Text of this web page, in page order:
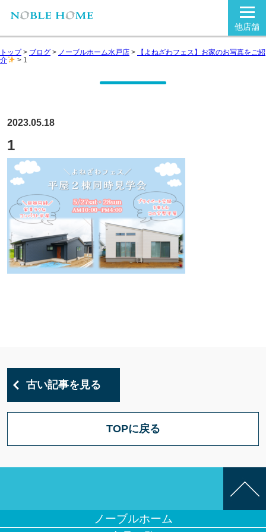
他店舗
トップ> ブログ > ノーブルホーム水戸店 >
【よねざわフェス】お家のお写真をご紹
介
> 1
2023.05.18
1
古い記事を見る
TOPに戻る
ノーブルホーム